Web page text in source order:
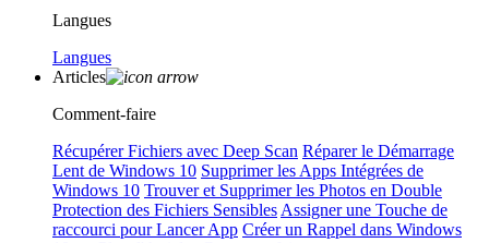
Langues
Langues
Articles
Comment-faire
Récupérer Fichiers avec Deep Scan Réparer le Démarrage
Lent de Windows 10 Supprimer les Apps Intégrées de
Windows 10 Trouver et Supprimer les Photos en Double
Protection des Fichiers Sensibles Assigner une Touche de
raccourci pour Lancer App Créer un Rappel dans Windows